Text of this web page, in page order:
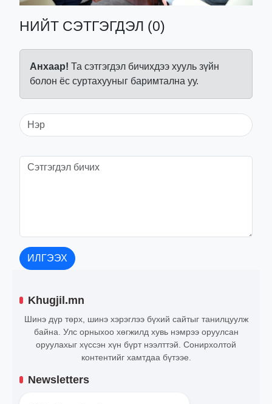
НИЙТ СЭТГЭГДЭЛ (0)
Анхаар! Та сэтгэгдэл бичихдээ хууль зүйн
болон ёс суртахууныг баримтална уу.
ИЛГЭЭХ
Khugjil.mn
Шинэ дүр төрх, шинэ хэрэглээ бүхий сайтыг танилцуулж
байна. Улс орныхоо хөгжилд хувь нэмрээ оруулсан
оруулахыг хүссэн хүн бүрт нээлттэй. Сонирхолтой
контентийг хамтдаа бүтээе.
Newsletters